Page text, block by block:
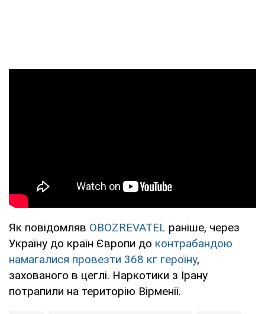
Як повідомляв OBOZREVATEL раніше, через
Україну до країн Європи до контрабандою
намагалися провезти 368 кг героїну,
захованого в цеглі. Наркотики з Ірану
потрапили на територію Вірменії.